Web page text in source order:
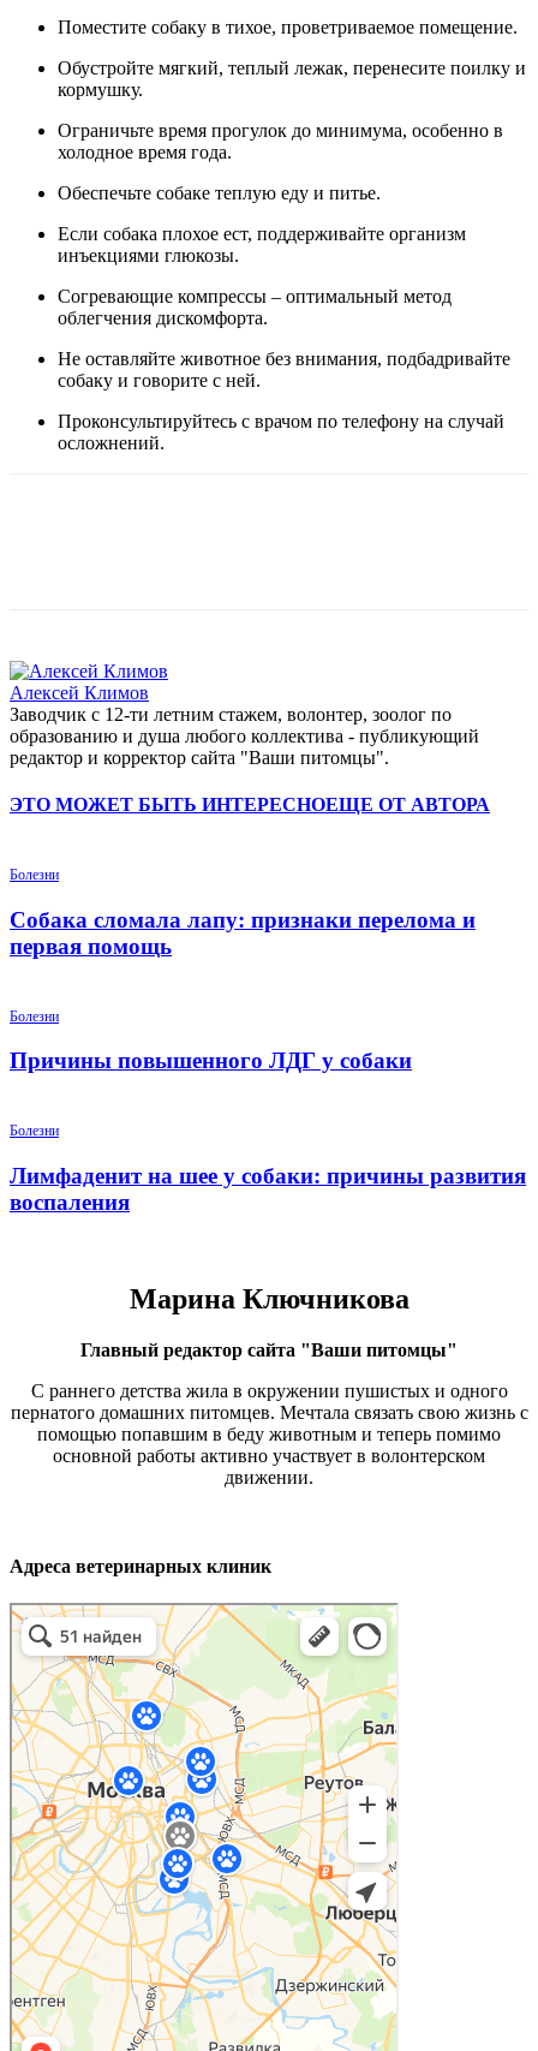
Поместите собаку в тихое, проветриваемое помещение.
Обустройте мягкий, теплый лежак, перенесите поилку и
кормушку.
Ограничьте время прогулок до минимума, особенно в
холодное время года.
Обеспечьте собаке теплую еду и питье.
Если собака плохое ест, поддерживайте организм
инъекциями глюкозы.
Согревающие компрессы – оптимальный метод
облегчения дискомфорта.
Не оставляйте животное без внимания, подбадривайте
собаку и говорите с ней.
Проконсультируйтесь с врачом по телефону на случай
осложнений.
Алексей Климов
Заводчик c 12-ти летним стажем, волонтер, зоолог по
образованию и душа любого коллектива - публикующий
редактор и корректор сайта "Ваши питомцы".
ЭТО МОЖЕТ БЫТЬ ИНТЕРЕСНОЕЩЕ ОТ АВТОРА
Болезни
Собака сломала лапу: признаки перелома и
первая помощь
Болезни
Причины повышенного ЛДГ у собаки
Болезни
Лимфаденит на шее у собаки: причины развития
воспаления
Марина Ключникова
Главный редактор сайта "Ваши питомцы"
С раннего детства жила в окружении пушистых и одного
пернатого домашних питомцев. Мечтала связать свою жизнь с
помощью попавшим в беду животным и теперь помимо
основной работы активно участвует в волонтерском
движении.
Адреса ветеринарных клиник